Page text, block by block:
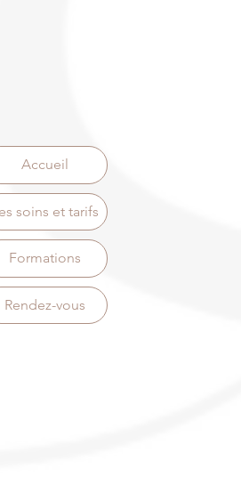
Accueil
soins et tarifs
Formations
Rendez-vous